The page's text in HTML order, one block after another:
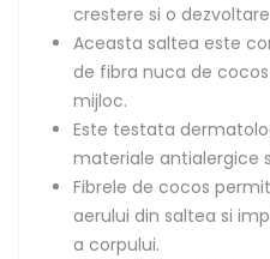
crestere si o
Aceasta saltea este
de fibra nuca de
mijloc.
Este testata
materiale antialergice
Fibrele de cocos
aerului din saltea si
a corpului.